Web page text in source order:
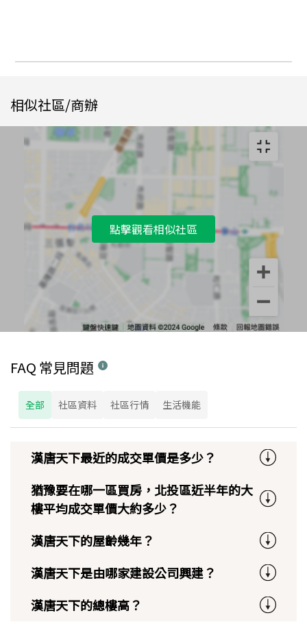
相似社區/商辦
點擊觀看相似社區
FAQ 常見問題
全部 社區資料 社區行情 生活機能
漢唐天下最近的成交單價是多少？
猶豫要在哪一區買房，北投區近半年的大
樓平均成交單價大約多少？
漢唐天下的屋齡幾年？
漢唐天下是由哪家建設公司興建？
漢唐天下的總樓高？